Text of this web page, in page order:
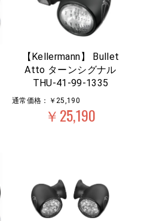
【Kellermann】 Bullet
Atto ターンシグナル
THU-41-99-1335
通常価格：￥25,190
￥25,190